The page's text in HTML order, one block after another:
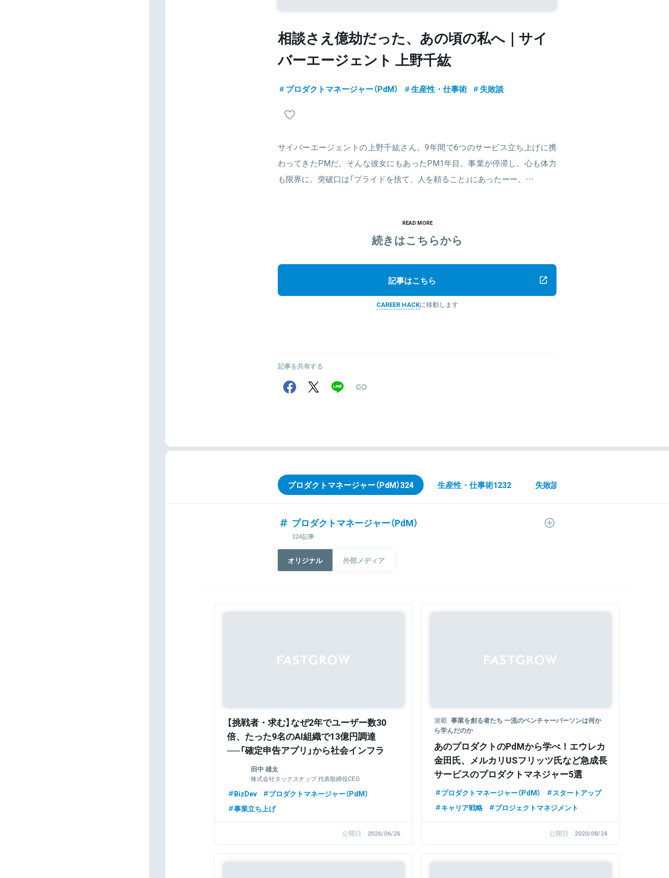
相談さえ億劫だった、あの頃の私へ｜サイ
バーエージェント 上野千紘
プロダクトマネージャー（PdM） 生産性・仕事術 失敗談
サイバーエージェントの上野千紘さん。9年間で6つのサービス立ち上げに携
わってきたPMだ。そんな彼女にもあったPM1年目。事業が停滞し、心も体力
も限界に。突破口は「プライドを捨て、人を頼ること」にあったーー。…
READ MORE
続きはこちらから
記事はこちら
CAREER HACKに移動します
記事を共有する
プロダクトマネージャー（PdM）324 生産性・仕事術1232 失敗談
プロダクトマネージャー（PdM）
324記事
オリジナル 外部メディア
【挑戦者・求む】なぜ2年でユーザー数30
倍、たった9名のAI組織で13億円調達
──「確定申告アプリ」から社会インフラ
へ、そのグロースの裏側とは（特別イベン
トも同時企画！）
田中 雄太
株式会社タックスナップ 代表取締役CEO
BizDev
プロダクトマネージャー（PdM）
事業立ち上げ
公開日 2026/06/26
連載 事業を創る者たち 一流のベンチャーパーソンは何か
ら学んだのか
あのプロダクトのPdMから学べ！エウレカ
金田氏、メルカリUSフリッツ氏など急成長
サービスのプロダクトマネジャー5選
プロダクトマネージャー（PdM）
スタートアップ
キャリア戦略
プロジェクトマネジメント
公開日 2020/08/24